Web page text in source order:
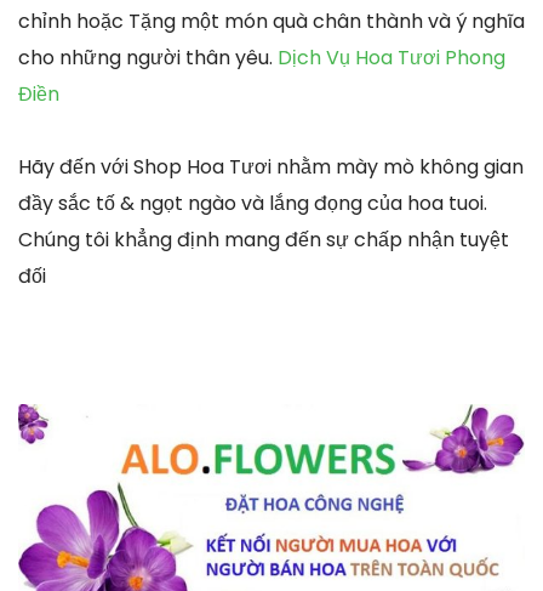
chỉnh hoặc Tặng một món quà chân thành và ý nghĩa
cho những người thân yêu. Dịch Vụ Hoa Tươi Phong
Điền
Hãy đến với Shop Hoa Tươi nhằm mày mò không gian
đầy sắc tố & ngọt ngào và lắng đọng của hoa tuoi.
Chúng tôi khẳng định mang đến sự chấp nhận tuyệt
đối